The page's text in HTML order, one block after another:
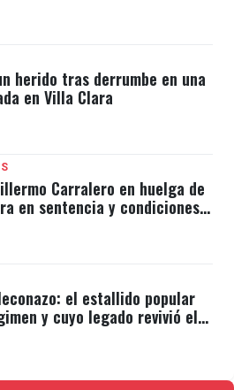
herido tras derrumbe en una
en Villa Clara
Carralero en huelga de
en sentencia y condiciones
el estallido popular
y cuyo legado revivió el